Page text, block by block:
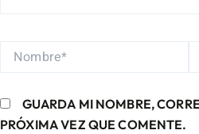
NOMBRE*
GUARDA MI NOMBRE,
PRÓXIMA VEZ QUE COMENTE.